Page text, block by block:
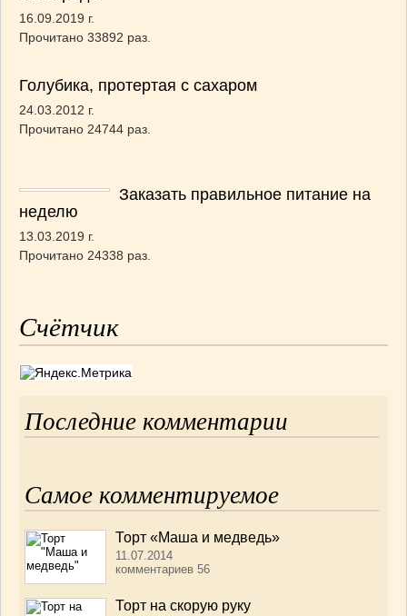
16.09.2019 г.
Прочитано 33892 раз.
Голубика, протертая с сахаром
24.03.2012 г.
Прочитано 24744 раз.
Заказать правильное питание на
неделю
13.03.2019 г.
Прочитано 24338 раз.
Счётчик
Последние комментарии
Самое комментируемое
Торт «Маша и медведь»
11.07.2014
комментариев 56
Торт на скорую руку